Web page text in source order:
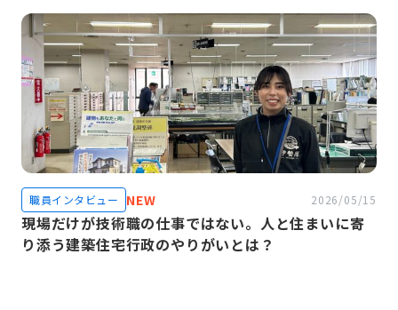
現場だけが技術職の仕事ではない。人と住まいに寄
り添う建築住宅行政のやりがいとは？
職員インタビュー NEW 2026/05/15